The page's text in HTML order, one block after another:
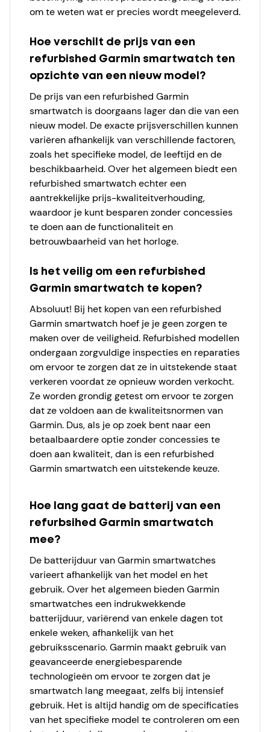
om te weten wat er precies wordt meegeleverd.
Hoe verschilt de prijs van een
refurbished Garmin smartwatch ten
opzichte van een nieuw model?
De prijs van een refurbished Garmin
smartwatch is doorgaans lager dan die van een
nieuw model. De exacte prijsverschillen kunnen
variëren afhankelijk van verschillende factoren,
zoals het specifieke model, de leeftijd en de
beschikbaarheid. Over het algemeen biedt een
refurbished smartwatch echter een
aantrekkelijke prijs-kwaliteitverhouding,
waardoor je kunt besparen zonder concessies
te doen aan de functionaliteit en
betrouwbaarheid van het horloge.
Is het veilig om een refurbished
Garmin smartwatch te kopen?
Absoluut! Bij het kopen van een refurbished
Garmin smartwatch hoef je je geen zorgen te
maken over de veiligheid. Refurbished modellen
ondergaan zorgvuldige inspecties en reparaties
om ervoor te zorgen dat ze in uitstekende staat
verkeren voordat ze opnieuw worden verkocht.
Ze worden grondig getest om ervoor te zorgen
dat ze voldoen aan de kwaliteitsnormen van
Garmin. Dus, als je op zoek bent naar een
betaalbaardere optie zonder concessies te
doen aan kwaliteit, dan is een refurbished
Garmin smartwatch een uitstekende keuze.
Hoe lang gaat de batterij van een
refurbsihed Garmin smartwatch
mee?
De batterijduur van Garmin smartwatches
varieert afhankelijk van het model en het
gebruik. Over het algemeen bieden Garmin
smartwatches een indrukwekkende
batterijduur, variërend van enkele dagen tot
enkele weken, afhankelijk van het
gebruiksscenario. Garmin maakt gebruik van
geavanceerde energiebesparende
technologieën om ervoor te zorgen dat je
smartwatch lang meegaat, zelfs bij intensief
gebruik. Het is altijd handig om de specificaties
van het specifieke model te controleren om een